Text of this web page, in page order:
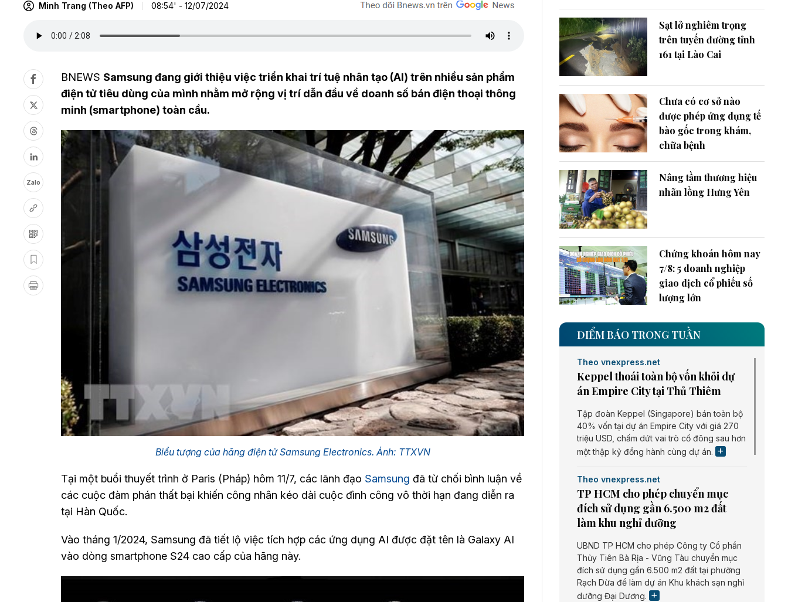
Minh Trang (Theo AFP) 08:54' - 12/07/2024
Zalo
BNEWS Samsung đang giới thiệu việc triển khai trí tuệ nhân tạo (AI) trên nhiều sản phẩm
điện tử tiêu dùng của mình nhằm mở rộng vị trí dẫn đầu về doanh số bán điện thoại thông
minh (smartphone) toàn cầu.
Biểu tượng của hãng điện tử Samsung Electronics. Ảnh: TTXVN
Tại một buổi thuyết trình ở Paris (Pháp) hôm 11/7, các lãnh đạo Samsung đã từ chối bình luận về
các cuộc đàm phán thất bại khiến công nhân kéo dài cuộc đình công vô thời hạn đang diễn ra
tại Hàn Quốc.
Vào tháng 1/2024, Samsung đã tiết lộ việc tích hợp các ứng dụng AI được đặt tên là Galaxy AI
vào dòng smartphone S24 cao cấp của hãng này.
Sạt lở nghiêm trọng
trên tuyến đường tỉnh
161 tại Lào Cai
Chưa có cơ sở nào
được phép ứng dụng tế
bào gốc trong khám,
chữa bệnh
Nâng tầm thương hiệu
nhãn lồng Hưng Yên
Chứng khoán hôm nay
7/8: 5 doanh nghiệp
giao dịch cổ phiếu số
lượng lớn
ĐIỂM BÁO TRONG TUẦN
Theo vnexpress.net
Keppel thoái toàn bộ vốn khỏi dự
án Empire City tại Thủ Thiêm
Tập đoàn Keppel (Singapore) bán toàn bộ
40% vốn tại dự án Empire City với giá 270
triệu USD, chấm dứt vai trò cổ đông sau hơn
một thập kỷ đồng hành cùng dự án.
Theo vnexpress.net
TP HCM cho phép chuyển mục
đích sử dụng gần 6.500 m2 đất
làm khu nghỉ dưỡng
UBND TP HCM cho phép Công ty Cổ phần
Thủy Tiên Bà Rịa - Vũng Tàu chuyển mục
đích sử dụng gần 6.500 m2 đất tại phường
Rạch Dừa để làm dự án Khu khách sạn nghỉ
dưỡng Đại Dương.